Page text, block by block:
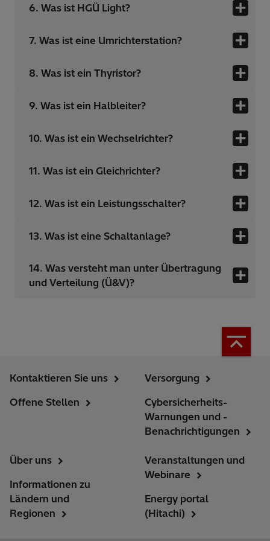
6. Was ist HGÜ Light?
7. Was ist eine Umrichterstation?
8. Was ist ein Thyristor?
9. Was ist ein Halbleiter?
10. Was ist ein Wechselrichter?
11. Was ist ein Gleichrichter?
12. Was ist ein Leistungsschalter?
13. Was ist eine Schaltanlage?
14. Was versteht man unter Übertragung
und Verteilung (Ü&V)?
Kontaktieren Sie uns
Offene Stellen
Versorgung
Cybersicherheits-
Warnungen und -
Benachrichtigungen
Über uns
Informationen zu
Ländern und
Regionen
Veranstaltungen und
Webinare
Energy portal
(Hitachi)